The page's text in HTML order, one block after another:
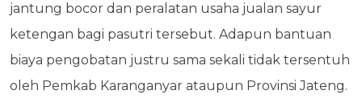
jantung bocor dan peralatan usaha jualan sayur
ketengan bagi pasutri tersebut. Adapun bantuan
biaya pengobatan justru sama sekali tidak tersentuh
oleh Pemkab Karanganyar ataupun Provinsi Jateng.